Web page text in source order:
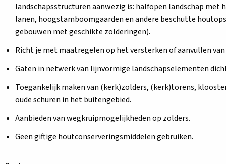
landschapsstructuren aanwezig is: halfopen landschap met
lanen, hoogstamboomgaarden en andere beschutte
gebouwen met geschikte zolderingen).
Richt je met maatregelen op het versterken of aanvullen
Gaten in netwerk van lijnvormige landschapselementen
Toegankelijk maken van (kerk)zolders, (kerk)torens,
oude schuren in het buitengebied.
Aanbieden van wegkruipmogelijkheden op zolders.
Geen giftige houtconserveringsmiddelen gebruiken.